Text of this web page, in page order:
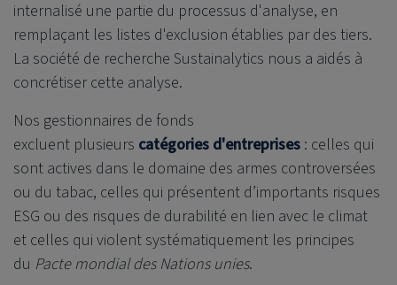
internalisé une partie du processus d'analyse, en
remplaçant les listes d'exclusion établies par des tiers.
La société de recherche Sustainalytics nous a aidés à
concrétiser cette analyse.
Nos gestionnaires de fonds
excluent plusieurs catégories d'entreprises : celles qui
sont actives dans le domaine des armes controversées
ou du tabac, celles qui présentent d’importants risques
ESG ou des risques de durabilité en lien avec le climat
et celles qui violent systématiquement les principes
du Pacte mondial des Nations unies.